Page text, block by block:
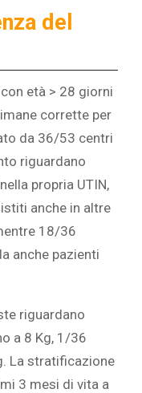
del
età > 28 giorni
corrette per
da 36/53 centri
riguardano
propria UTIN,
anche in altre
18/36
anche pazienti
riguardano
a 8 Kg, 1/36
La stratificazione
3 mesi di vita a